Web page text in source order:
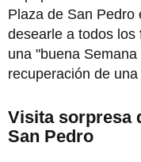
Plaza de San Pedro
desearle a todos los
una "buena
recuperación de una
Visita sorpresa
San Pedro